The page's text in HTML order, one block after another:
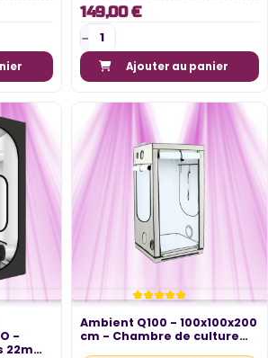
149,00 €
Ajouter au panier
-
22mm
Ambient Q100 - 100x100x200
cm - Chambre de culture